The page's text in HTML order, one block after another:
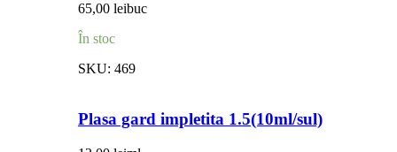
65,00 leibuc
În stoc
SKU: 469
Plasa gard impletita 1.5(10ml/sul)